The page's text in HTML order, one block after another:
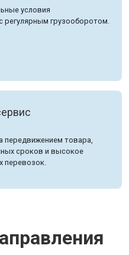
условия
регулярным грузооборотом.
передвижением товара,
сроков и высокое
перевозок.